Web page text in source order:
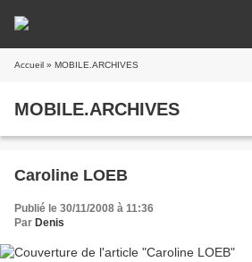
Accueil » MOBILE.ARCHIVES
MOBILE.ARCHIVES
Caroline LOEB
Publié le 30/11/2008 à 11:36
Par Denis